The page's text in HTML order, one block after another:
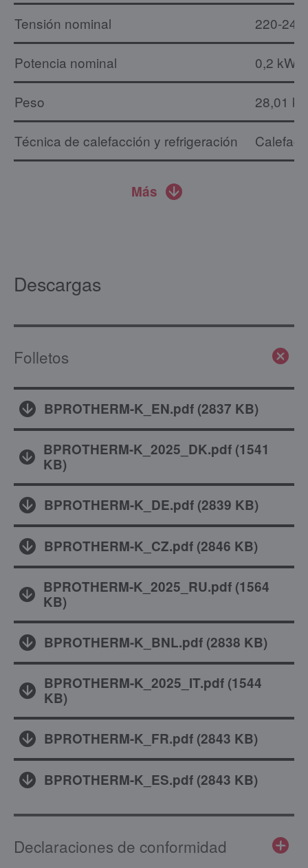
Tensión nominal 220-240
Potencia nominal 0,2 kW
Peso 28,01 kg
Técnica de calefacción y refrigeración
Más
Descargas
Folletos
BPROTHERM-K_EN.pdf (2837 KB)
BPROTHERM-K_2025_DK.pdf(1541
KB)
BPROTHERM-K_DE.pdf (2839 KB)
BPROTHERM-K_CZ.pdf (2846 KB)
BPROTHERM-K_2025_RU.pdf(1564
KB)
BPROTHERM-K_BNL.pdf (2838 KB)
BPROTHERM-K_2025_IT.pdf(1544
KB)
BPROTHERM-K_FR.pdf (2843 KB)
BPROTHERM-K_ES.pdf (2843 KB)
Declaraciones de conformidad